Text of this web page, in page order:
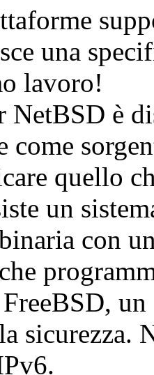
una
lavoro!
NetBSD è
come
quello
un
con
sicurezza.